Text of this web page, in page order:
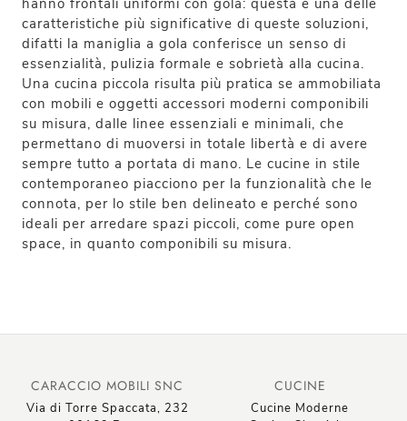
hanno frontali uniformi con gola: questa è una delle
caratteristiche più significative di queste soluzioni,
difatti la maniglia a gola conferisce un senso di
essenzialità, pulizia formale e sobrietà alla cucina.
Una cucina piccola risulta più pratica se ammobiliata
con mobili e oggetti accessori moderni componibili
su misura, dalle linee essenziali e minimali, che
permettano di muoversi in totale libertà e di avere
sempre tutto a portata di mano. Le cucine in stile
contemporaneo piacciono per la funzionalità che le
connota, per lo stile ben delineato e perché sono
ideali per arredare spazi piccoli, come pure open
space, in quanto componibili su misura.
CARACCIO MOBILI SNC
Via di Torre Spaccata, 232
CUCINE
Cucine Moderne